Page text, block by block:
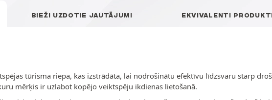
BIEŽI UZDOTIE JAUTĀJUMI EKVIVALENTI
tūrisma riepa, kas izstrādāta, lai nodrošinātu efektīvu līdzsvaru starp
mērķis ir uzlabot kopējo veiktspēju ikdienas lietošanā.